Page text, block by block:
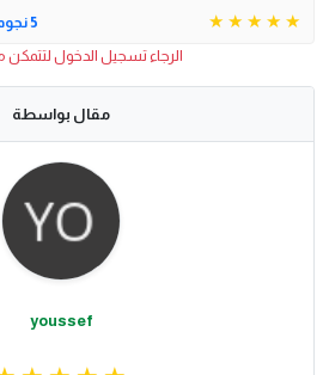
5 نجوم
الرجاء تسجيل الدخول لتتمكن
مقال بواسطة
youssef